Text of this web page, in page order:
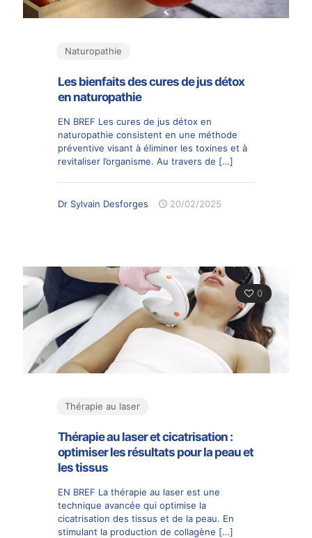
Naturopathie
Les bienfaits des cures de jus détox
en naturopathie
EN BREF Les cures de jus détox en
naturopathie consistent en une méthode
préventive visant à éliminer les toxines et à
revitaliser l’organisme. Au travers de […]
Dr Sylvain Desforges 20/02/2025
0
Thérapie au laser
Thérapie au laser et cicatrisation :
optimiser les résultats pour la peau et
les tissus
EN BREF La thérapie au laser est une
technique avancée qui optimise la
cicatrisation des tissus et de la peau. En
stimulant la production de collagène […]